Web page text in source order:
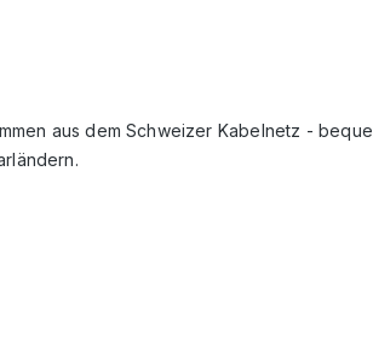
aus dem Schweizer Kabelnetz -